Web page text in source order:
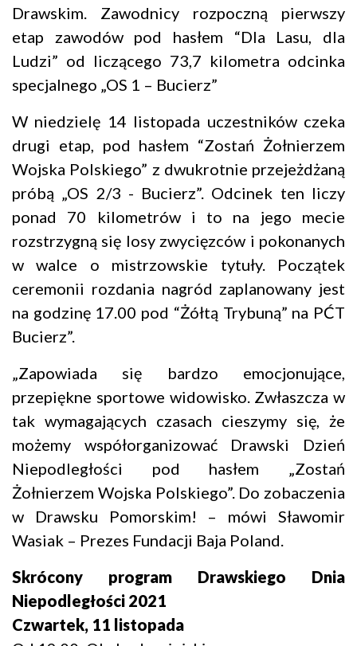
Drawskim. Zawodnicy rozpoczną pierwszy
etap zawodów pod hasłem “Dla Lasu, dla
Ludzi” od liczącego 73,7 kilometra odcinka
specjalnego „OS 1 – Bucierz”
W niedzielę 14 listopada uczestników czeka
drugi etap, pod hasłem “Zostań Żołnierzem
Wojska Polskiego” z dwukrotnie przejeżdżaną
próbą „OS 2/3 - Bucierz”. Odcinek ten liczy
ponad 70 kilometrów i to na jego mecie
rozstrzygną się losy zwycięzców i pokonanych
w walce o mistrzowskie tytuły. Początek
ceremonii rozdania nagród zaplanowany jest
na godzinę 17.00 pod “Żółtą Trybuną” na PĆT
Bucierz”.
„Zapowiada się bardzo emocjonujące,
przepiękne sportowe widowisko. Zwłaszcza w
tak wymagających czasach cieszymy się, że
możemy współorganizować Drawski Dzień
Niepodległości pod hasłem „Zostań
Żołnierzem Wojska Polskiego”. Do zobaczenia
w Drawsku Pomorskim! – mówi Sławomir
Wasiak – Prezes Fundacji Baja Poland.
Skrócony program Drawskiego Dnia
Niepodległości 2021
Czwartek, 11 listopada